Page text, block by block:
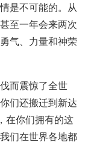
是不可能的。从
至一年会来两次
气、力量和神荣
而震惊了全世
们还搬迁到新达
在你们拥有的这
们在世界各地都